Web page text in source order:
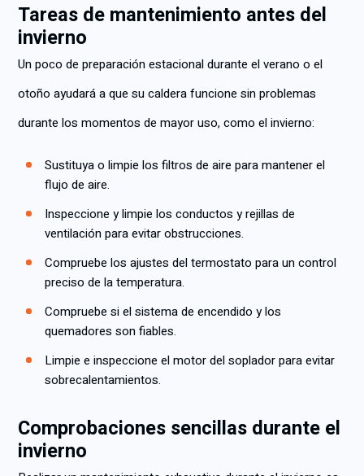
Tareas de mantenimiento antes del
invierno
Un poco de preparación estacional durante el verano o el
otoño ayudará a que su caldera funcione sin problemas
durante los momentos de mayor uso, como el invierno:
Sustituya o limpie los filtros de aire para mantener el
flujo de aire.
Inspeccione y limpie los conductos y rejillas de
ventilación para evitar obstrucciones.
Compruebe los ajustes del termostato para un control
preciso de la temperatura.
Compruebe si el sistema de encendido y los
quemadores son fiables.
Limpie e inspeccione el motor del soplador para evitar
sobrecalentamientos.
Comprobaciones sencillas durante el
invierno